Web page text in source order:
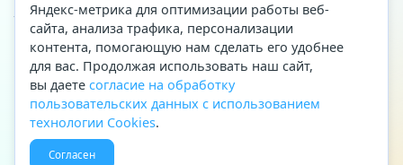
Адрес
Архангельск, ул. Папанина, д. 19 (вход в здание со стороны
автоцентра «Тойота»)
Приемная Генерального директора
Телефон
+7 (8182) 63-60-31
Факс
+7 (8182) 68-66-71
Эл. почта
office@aptekaf.ru
Яндекс-метрика для оптимизации работы веб-
сайта, анализа трафика, персонализации
контента, помогающую нам сделать его удобнее
для вас. Продолжая использовать наш сайт,
вы даете согласие на обработку
пользовательских данных с использованием
технологии Cookies.
Согласен